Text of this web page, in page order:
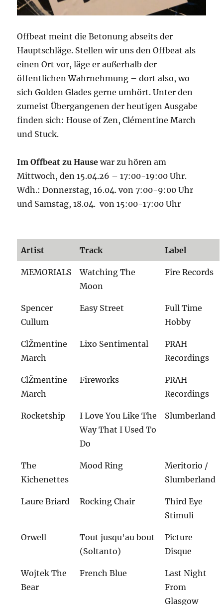
Offbeat meint die Betonung abseits der
Hauptschläge. Stellen wir uns den Offbeat als
einen Ort vor, läge er außerhalb der
öffentlichen Wahrnehmung – dort also, wo
sich Golden Glades gerne umhört. Unter den
zumeist Übergangenen der heutigen Ausgabe
finden sich: House of Zen, Clémentine March
und Stuck.
Im Offbeat zu Hause war zu hören am
Mittwoch, den 15.04.26 – 17:00-19:00 Uhr.
Wdh.: Donnerstag, 16.04. von 7:00-9:00 Uhr
und Samstag, 18.04. von 15:00-17:00 Uhr
Artist Track Label
MEMORIALS
Watching The
Moon
Fire Records
Spencer
Cullum
Easy Street
Full Time
Hobby
ClŽmentine
March
Lixo Sentimental
PRAH
Recordings
ClŽmentine
March
Fireworks
PRAH
Recordings
Rocketship
I Love You Like The
Way That I Used To
Do
Slumberland
The
Kichenettes
Mood Ring
Meritorio /
Slumberland
Laure Briard Rocking Chair
Third Eye
Stimuli
Orwell
Tout jusqu'au bout
(Soltanto)
Picture
Disque
Wojtek The
Bear
French Blue
Last Night
From
Glasgow